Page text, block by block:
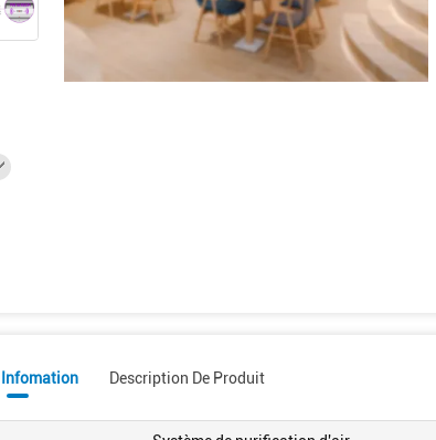
Infomation Description De Produit